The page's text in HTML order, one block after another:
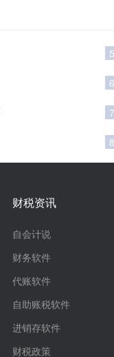
5
6
7
8
财税资讯
自会计说
财务软件
代账软件
自助账税软件
进销存软件
财税政策